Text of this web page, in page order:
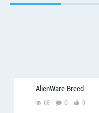
AlienWare Breed
68 0 0